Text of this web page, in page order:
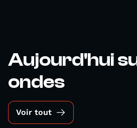
Aujourd'hui
ondes
Voir tout